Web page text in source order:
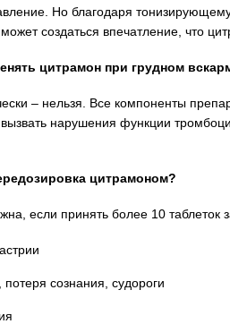
Но благодаря
создаться впечатление, что
цитрамон при грудном
– нельзя. Все компоненты
нарушения функции
цитрамоном?
если принять более 10
потеря сознания, судороги